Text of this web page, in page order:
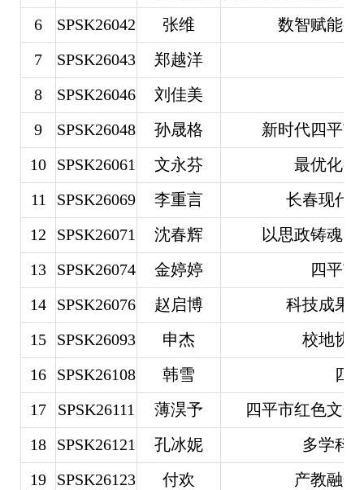
6
SPSK26042 张维
数智赋能
7
SPSK26043 郑越洋
8
SPSK26046 刘佳美
9
SPSK26048 孙晟格
新时代四平
10
SPSK26061 文永芬
最优化视
11
SPSK26069 李重言
长春现代
12
SPSK26071 沈春辉
以思政铸魂
13
SPSK26074 金婷婷
四平
14
SPSK26076 赵启博
科技成果
15
SPSK26093 申杰
校地协
16
SPSK26108 韩雪
四
17
SPSK26111 薄淏予
四平市红色文
18
SPSK26121 孔冰妮
多学科
19
SPSK26123 付欢
产教融